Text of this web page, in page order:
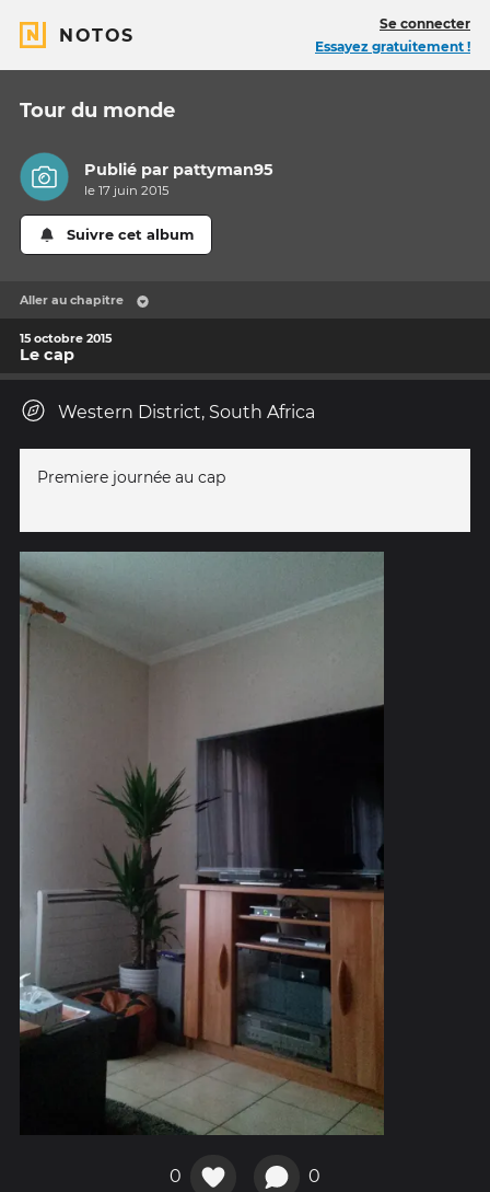
NOTOS
Se connecter
Essayez gratuitement !
Tour du monde
Publié par pattyman95
le 17 juin 2015
Suivre cet album
Aller au chapitre
15 octobre 2015
Le cap
Western District, South Africa
Premiere journée au cap
0 0